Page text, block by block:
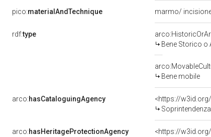
pico:materialAndTechnique marmo/
rdf:type
Bene Storico o
Bene mobile
arco:hasCataloguingAgency
<https://
arco:hasHeritageProtectionAgency
<https://